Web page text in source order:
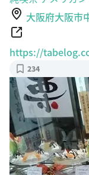
大阪府大阪市
https://
234